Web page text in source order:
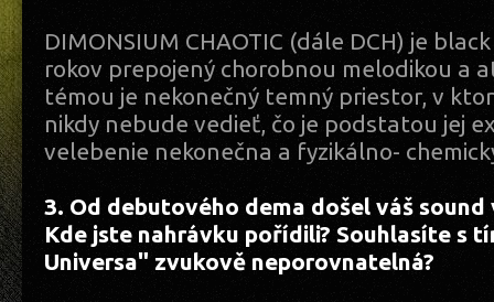
DIMONSIUM CHAOTIC (dále DCH) je
rokov prepojený chorobnou melodikou a
témou je nekonečný temný priestor, v
nikdy nebude vedieť, čo je podstatou jej
velebenie nekonečna a fyzikálno-
3. Od debutového dema došel váš
Kde jste nahrávku pořídili? Souhlasíte s
Universa" zvukově neporovnatelná?